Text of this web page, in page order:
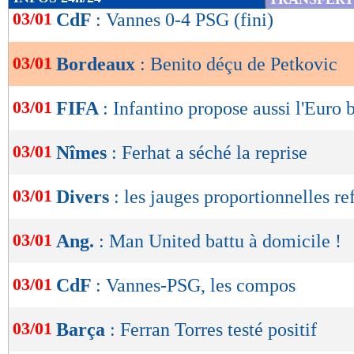
de
OK
03/01 CdF : Vannes 0-4 PSG (fini)
03/01 Bordeaux : Benito déçu de Petkovic
03/01 FIFA : Infantino propose aussi l'Euro
03/01 Nîmes : Ferhat a séché la reprise
03/01 Divers : les jauges proportionnelles
03/01 Ang. : Man United battu à domicile !
03/01 CdF : Vannes-PSG, les compos
03/01 Barça : Ferran Torres testé positif